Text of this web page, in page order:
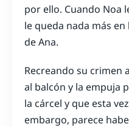
por ello. Cuando Noa
le queda nada más
de Ana.
Recreando su crimen
al balcón y la empuja
la cárcel y que esta
embargo, parece